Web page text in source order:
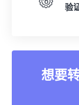
验
想要